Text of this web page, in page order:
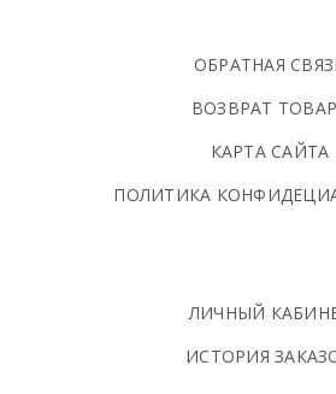
ОБРАТНАЯ
ВОЗВРАТ
КАРТА САЙТА
ПОЛИТИКА
ЛИЧНЫЙ
ИСТОРИЯ